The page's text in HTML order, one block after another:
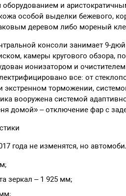
и
особой выделки бежевого,
деревом либо мореный
консоли занимает 9-
камеры кругового обзора,
ионизатором и
все: от
торможении,
вооружена системой
домой» – отключение фар с
года не изменятся, но
зеркал – 1 925 мм;